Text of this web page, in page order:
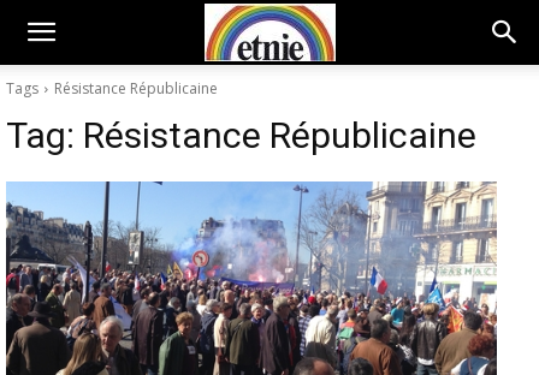
Tags Résistance Républicaine
Tag: Résistance Républicaine